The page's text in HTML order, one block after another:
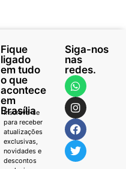
Fique
ligado
em tudo
o que
acontece
em
Brasília
Inscreva-se
para receber
atualizações
exclusivas,
novidades e
descontos
Siga-nos
nas
redes.